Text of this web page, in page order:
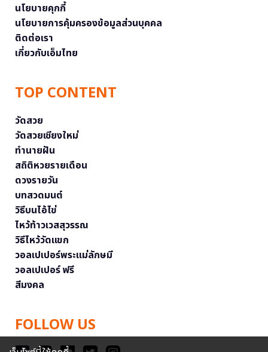
นโยบายคุกกี้
นโยบายการคุ้มครองข้อมูลส่วนบุคคล
ติดต่อเรา
เกี่ยวกับเอ็มไทย
TOP CONTENT
วัดสวย
วัดสวยเชียงใหม่
ทำนายฝัน
สถิติหวยรายเดือน
ดวงรายวัน
บทสวดมนต์
วิธีบนไอ้ไข่
ไหว้ท้าวเวสสุวรรณ
วิธีไหว้วัดแขก
วอลเปเปอร์พระแม่ลักษมี
วอลเปเปอร์ ฟรี
สีมงคล
FOLLOW US